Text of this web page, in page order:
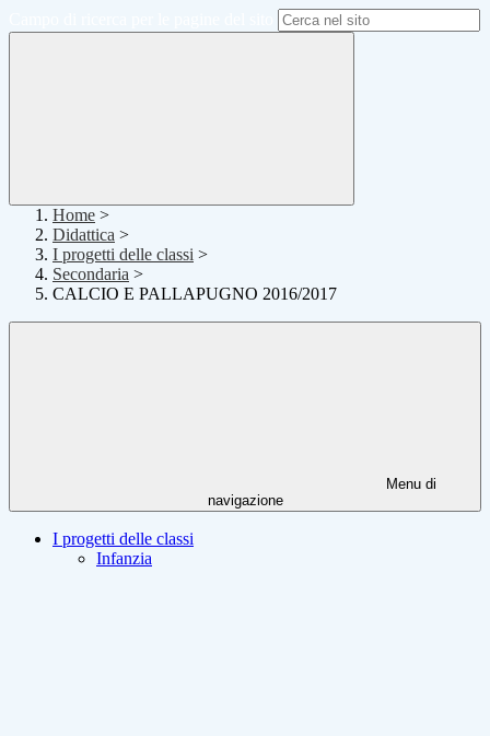
Home >
Didattica >
I progetti delle classi >
Secondaria >
CALCIO E PALLAPUGNO 2016/2017
Menu di
navigazione
I progetti delle classi
Infanzia